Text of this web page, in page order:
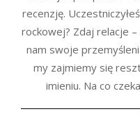
recenzję.
rockowej? Zdaj relacje
nam swoje
my zajmiemy się
imieniu. Na co